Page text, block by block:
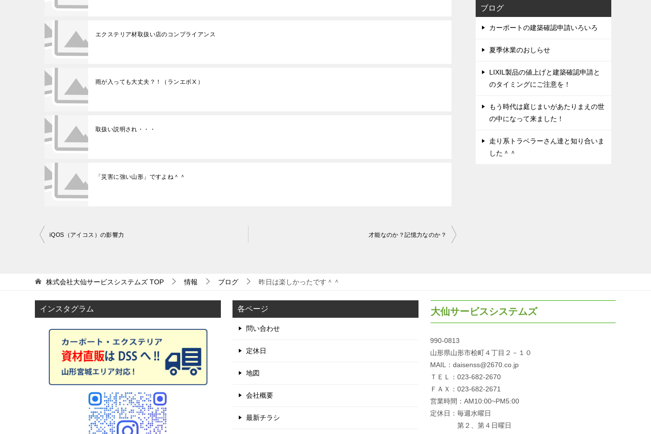
エクステリア材取扱い店のコンプライアンス
雨が入っても大丈夫？！（ランエボⅩ）
取扱い説明され・・・
「災害に強い山形」ですよね＾＾
ナ
ゲ
ー
シ
iQOS（アイコス）の影響力 才能なのか？記憶力なのか？
ブログ
カーポートの建築確認申請いろいろ
夏季休業のおしらせ
LIXIL製品の値上げと建築確認申請と
のタイミングにご注意を！
もう時代は庭じまいがあたりまえの世
の中になって来ました！
走り系トラベラーさん達と知り合いま
した＾＾
株式会社大仙サービスシステムズ TOP 情報 ブログ 昨日は楽しかったです＾＾
インスタグラム 各ページ
問い合わせ
定休日
地図
会社概要
最新チラシ
大仙サービスシステムズ
990-0813
山形県山形市桧町４丁目２－１０
MAIL：daisenss@2670.co.jp
ＴＥＬ：023-682-2670
ＦＡＸ：023-682-2671
営業時間：AM10:00~PM5:00
定休日：毎週水曜日
第２、第４日曜日